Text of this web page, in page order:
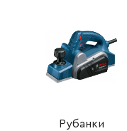
Рубанки